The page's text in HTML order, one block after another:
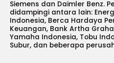
Siemens dan Daimler Benz.
didampingi antara lain:
Indonesia, Berca Hardaya
Keuangan, Bank Artha
Yamaha Indonesia, Tobu
Subur, dan beberapa